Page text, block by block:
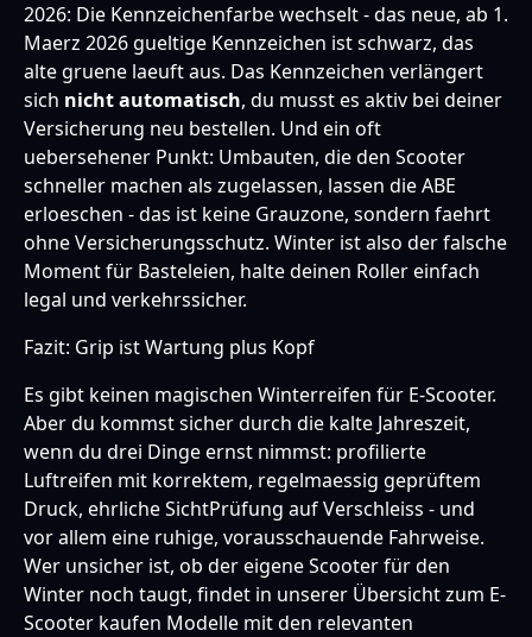
2026: Die Kennzeichenfarbe wechselt - das neue, ab 1.
Maerz 2026 gueltige Kennzeichen ist schwarz, das
alte gruene laeuft aus. Das Kennzeichen verlängert
sich nicht automatisch, du musst es aktiv bei deiner
Versicherung neu bestellen. Und ein oft
uebersehener Punkt: Umbauten, die den Scooter
schneller machen als zugelassen, lassen die ABE
erloeschen - das ist keine Grauzone, sondern faehrt
ohne Versicherungsschutz. Winter ist also der falsche
Moment für Basteleien, halte deinen Roller einfach
legal und verkehrssicher.
Fazit: Grip ist Wartung plus Kopf
Es gibt keinen magischen Winterreifen für E-Scooter.
Aber du kommst sicher durch die kalte Jahreszeit,
wenn du drei Dinge ernst nimmst: profilierte
Luftreifen mit korrektem, regelmaessig geprüftem
Druck, ehrliche SichtPrüfung auf Verschleiss - und
vor allem eine ruhige, vorausschauende Fahrweise.
Wer unsicher ist, ob der eigene Scooter für den
Winter noch taugt, findet in unserer Übersicht zum E-
Scooter kaufen Modelle mit den relevanten